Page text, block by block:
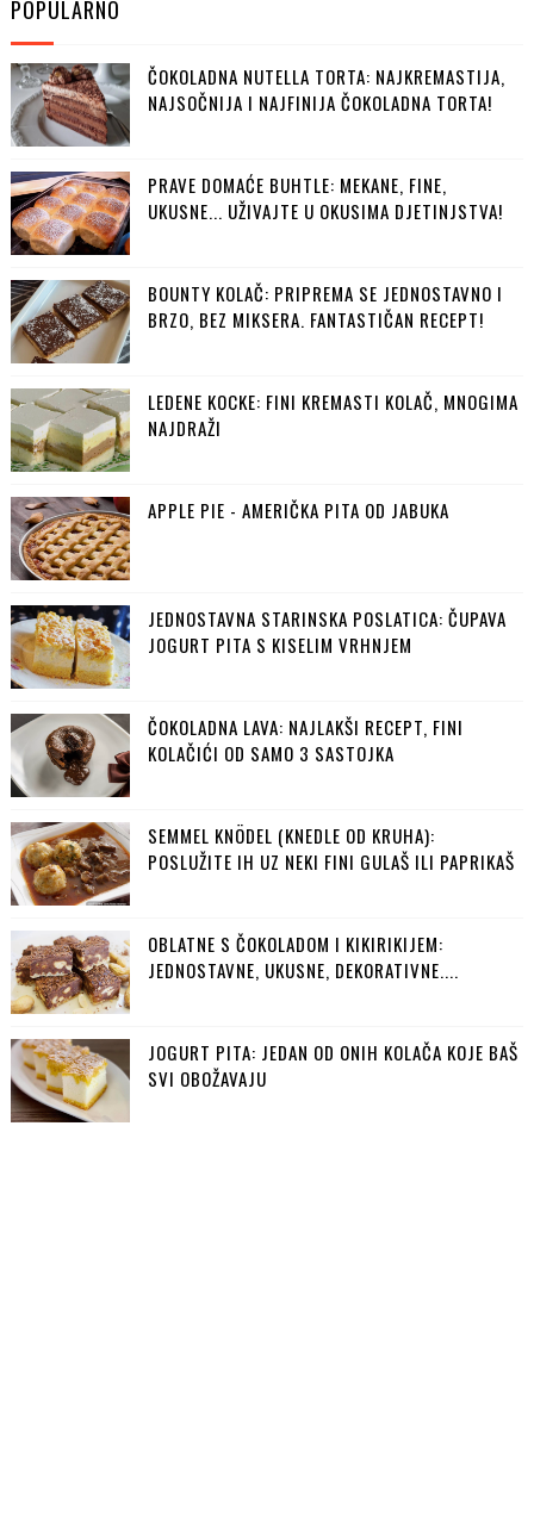
POPULARNO
ČOKOLADNA NUTELLA TORTA: NAJKREMASTIJA,
NAJSOČNIJA I NAJFINIJA ČOKOLADNA TORTA!
PRAVE DOMAĆE BUHTLE: MEKANE, FINE,
UKUSNE... UŽIVAJTE U OKUSIMA DJETINJSTVA!
BOUNTY KOLAČ: PRIPREMA SE JEDNOSTAVNO I
BRZO, BEZ MIKSERA. FANTASTIČAN RECEPT!
LEDENE KOCKE: FINI KREMASTI KOLAČ, MNOGIMA
NAJDRAŽI
APPLE PIE - AMERIČKA PITA OD JABUKA
JEDNOSTAVNA STARINSKA POSLATICA: ČUPAVA
JOGURT PITA S KISELIM VRHNJEM
ČOKOLADNA LAVA: NAJLAKŠI RECEPT, FINI
KOLAČIĆI OD SAMO 3 SASTOJKA
SEMMEL KNÖDEL (KNEDLE OD KRUHA):
POSLUŽITE IH UZ NEKI FINI GULAŠ ILI PAPRIKAŠ
OBLATNE S ČOKOLADOM I KIKIRIKIJEM:
JEDNOSTAVNE, UKUSNE, DEKORATIVNE....
JOGURT PITA: JEDAN OD ONIH KOLAČA KOJE BAŠ
SVI OBOŽAVAJU